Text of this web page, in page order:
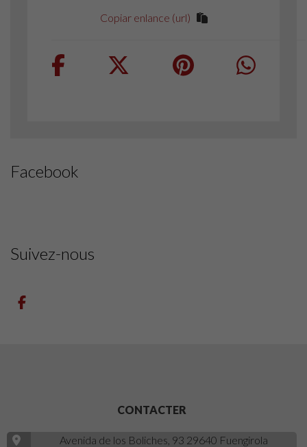
Copiar enlance (url)
Facebook
Suivez-nous
CONTACTER
Avenida de los Boliches, 93 29640 Fuengirola